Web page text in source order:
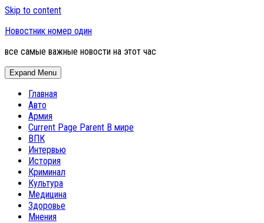
Skip to content
Новостник номер один
все самые важные новости на этот час
Expand Menu
Главная
Авто
Армия
Current Page Parent В мире
ВПК
Интервью
История
Криминал
Культура
Медицина
Здоровье
Мнения